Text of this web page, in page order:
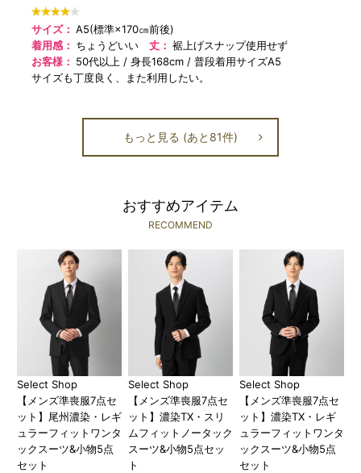
サイズ：A5(標準×170㎝前後)
着用感： ちょうどいい 丈：裾上げスナップ使用せず
お客様： 50代以上 身長168cm
普段着用サイズA5
サイズも丁度良く、また利用したい。
もっと見る (あと81件)
おすすめアイテム
RECOMMEND
Select Shop
【メンズ準喪服7点セ
ット】尾州濃染・レギ
ュラーフィットワンタ
ックスーツ&小物5点
セット
Select Shop
【メンズ準喪服7点セ
ット】濃染TX・スリ
ムフィットノータック
スーツ&小物5点セッ
ト
Select Shop
【メンズ準喪服7点セ
ット】濃染TX・レギ
ュラーフィットワンタ
ックスーツ&小物5点
セット